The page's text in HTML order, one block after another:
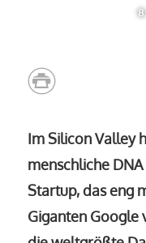
Im Silicon Valley
menschliche
Startup, das eng
Giganten Google